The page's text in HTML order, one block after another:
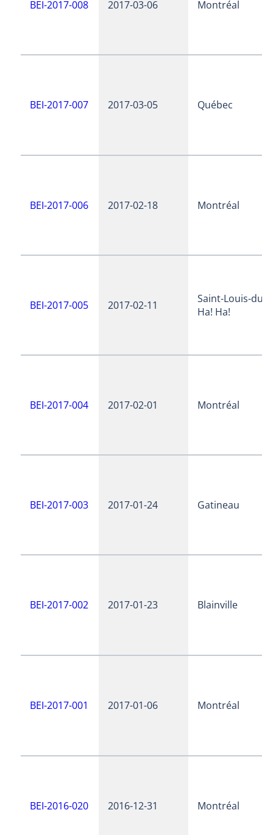
BEI-2017-008 2017-03-06 Montréal
BEI-2017-007 2017-03-05 Québec
BEI-2017-006 2017-02-18 Montréal
BEI-2017-005 2017-02-11
Saint-Louis-du-
Ha! Ha!
BEI-2017-004 2017-02-01 Montréal
BEI-2017-003 2017-01-24 Gatineau
BEI-2017-002 2017-01-23 Blainville
BEI-2017-001 2017-01-06 Montréal
BEI-2016-020 2016-12-31 Montréal